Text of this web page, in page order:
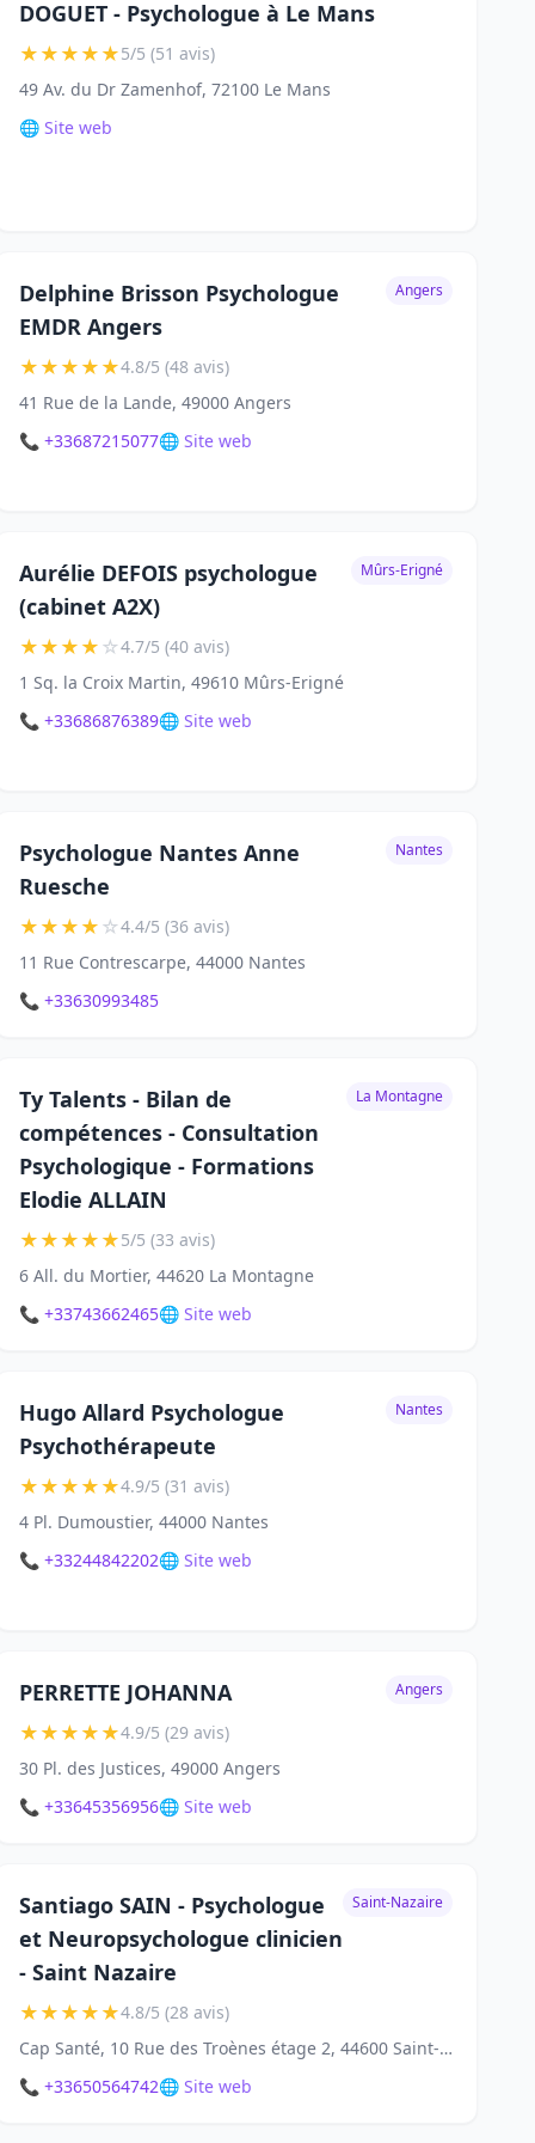
DOGUET - Psychologue à Le Mans
★★★★★5/5 (51 avis)
49 Av. du Dr Zamenhof, 72100 Le Mans
🌐 Site web
Delphine Brisson Psychologue
EMDR Angers
Angers
★★★★★4.8/5 (48 avis)
41 Rue de la Lande, 49000 Angers
📞 +33687215077🌐 Site web
Aurélie DEFOIS psychologue
(cabinet A2X)
Mûrs-Erigné
★★★★☆4.7/5 (40 avis)
1 Sq. la Croix Martin, 49610 Mûrs-Erigné
📞 +33686876389🌐 Site web
Psychologue Nantes Anne
Ruesche
Nantes
★★★★☆4.4/5 (36 avis)
11 Rue Contrescarpe, 44000 Nantes
📞 +33630993485
Ty Talents - Bilan de
compétences - Consultation
Psychologique - Formations
Elodie ALLAIN
La Montagne
★★★★★5/5 (33 avis)
6 All. du Mortier, 44620 La Montagne
📞 +33743662465🌐 Site web
Hugo Allard Psychologue
Psychothérapeute
Nantes
★★★★★4.9/5 (31 avis)
4 Pl. Dumoustier, 44000 Nantes
📞 +33244842202🌐 Site web
PERRETTE JOHANNA Angers
★★★★★4.9/5 (29 avis)
30 Pl. des Justices, 49000 Angers
📞 +33645356956🌐 Site web
Santiago SAIN - Psychologue
et Neuropsychologue clinicien
- Saint Nazaire
Saint-Nazaire
★★★★★4.8/5 (28 avis)
Cap Santé, 10 Rue des Troènes étage 2, 44600 Saint-Nazaire
📞 +33650564742🌐 Site web